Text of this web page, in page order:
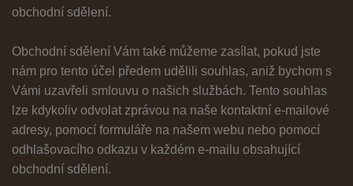
obchodní sdělení.
Obchodní sdělení Vám také můžeme zasílat, pokud jste
nám pro tento účel předem udělili souhlas, aniž bychom s
Vámi uzavřeli smlouvu o našich službách. Tento souhlas
lze kdykoliv odvolat zprávou na naše kontaktní e-mailové
adresy, pomocí formuláře na našem webu nebo pomocí
odhlašovacího odkazu v každém e-mailu obsahující
obchodní sdělení.